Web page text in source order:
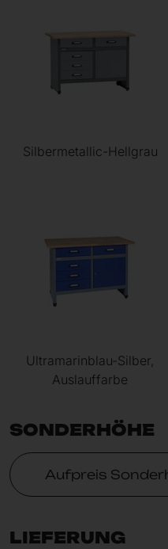
Silbermetallic-Hellgrau
Ultramarinblau-Silber,
Auslauffarbe
SONDERHÖHE
LIEFERUNG